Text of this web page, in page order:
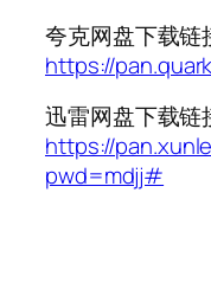
夸克网盘下载链
https://
迅雷网盘下载链
https://
pwd=mdjj#